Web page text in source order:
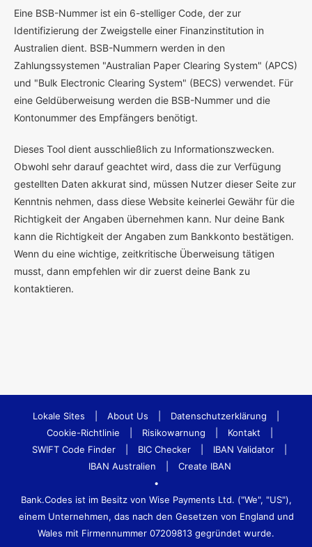
Eine BSB-Nummer ist ein 6-stelliger Code, der zur
Identifizierung der Zweigstelle einer Finanzinstitution in
Australien dient. BSB-Nummern werden in den
Zahlungssystemen "Australian Paper Clearing System" (APCS)
und "Bulk Electronic Clearing System" (BECS) verwendet. Für
eine Geldüberweisung werden die BSB-Nummer und die
Kontonummer des Empfängers benötigt.
Dieses Tool dient ausschließlich zu Informationszwecken.
Obwohl sehr darauf geachtet wird, dass die zur Verfügung
gestellten Daten akkurat sind, müssen Nutzer dieser Seite zur
Kenntnis nehmen, dass diese Website keinerlei Gewähr für die
Richtigkeit der Angaben übernehmen kann. Nur deine Bank
kann die Richtigkeit der Angaben zum Bankkonto bestätigen.
Wenn du eine wichtige, zeitkritische Überweisung tätigen
musst, dann empfehlen wir dir zuerst deine Bank zu
kontaktieren.
Lokale Sites About Us Datenschutzerklärung
Cookie-Richtlinie
Risikowarnung Kontakt
SWIFT Code Finder
BIC Checker IBAN Validator
IBAN Australien
Create IBAN
•
Bank.Codes ist im Besitz von Wise Payments Ltd. ("We", "US"),
einem Unternehmen, das nach den Gesetzen von England und
Wales mit Firmennummer 07209813 gegründet wurde.